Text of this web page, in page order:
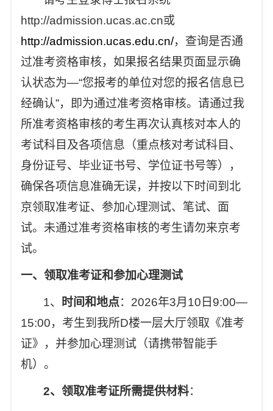
http://admission.ucas.ac.cn或
http://admission.ucas.edu.cn/，查询是否通
过准考资格审核，如果报名结果页面显示确
认状态为—“您报考的单位对您的报名信息已
经确认”，即为通过准考资格审核。请通过我
所准考资格审核的考生再次认真核对本人的
考试科目及各项信息（重点核对考试科目、
身份证号、毕业证书号、学位证书号等），
确保各项信息准确无误，并按以下时间到北
京领取准考证、参加心理测试、笔试、面
试。未通过准考资格审核的考生请勿来京考
试。
一、领取准考证和参加心理测试
1、 时间和地点：2026年3月10日9:00—
15:00，考生到我所D楼一层大厅领取《准考
证》，并参加心理测试（请携带智能手
机）。
2、领取准考证所需提供材料：